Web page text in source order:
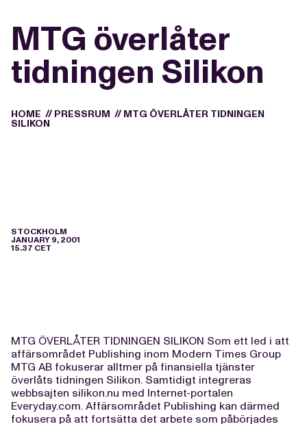
MTG överlåter
tidningen Silikon
HOME // PRESSRUM // MTG ÖVERLÅTER TIDNINGEN
SILIKON
STOCKHOLM
JANUARY 9, 2001
15.37 CET
MTG ÖVERLÅTER TIDNINGEN SILIKON Som ett led i att
affärsområdet Publishing inom Modern Times Group
MTG AB fokuserar alltmer på finansiella tjänster
överlåts tidningen Silikon. Samtidigt integreras
webbsajten silikon.nu med Internet-portalen
Everyday.com. Affärsområdet Publishing kan därmed
fokusera på att fortsätta det arbete som påbörjades